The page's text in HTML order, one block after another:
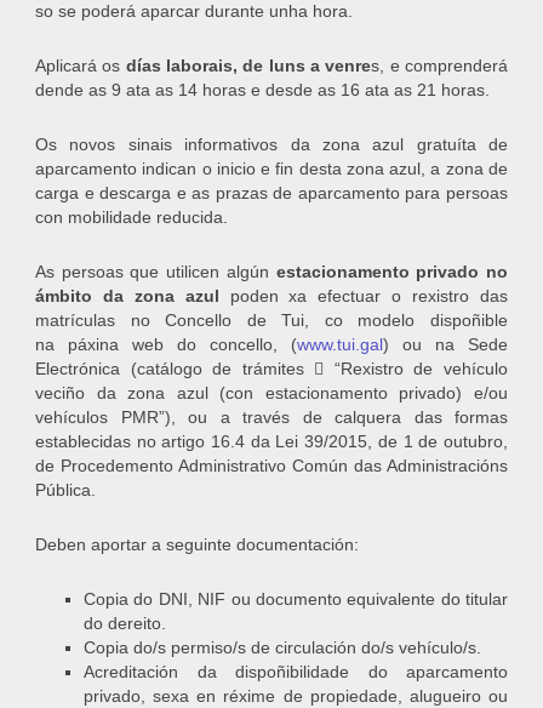
so se poderá aparcar durante unha hora.
Aplicará os días laborais, de luns a venres, e comprenderá
dende as 9 ata as 14 horas e desde as 16 ata as 21 horas.
Os novos sinais informativos da zona azul gratuíta de
aparcamento indican o inicio e fin desta zona azul, a zona de
carga e descarga e as prazas de aparcamento para persoas
con mobilidade reducida.
As persoas que utilicen algún estacionamento privado no
ámbito da zona azul poden xa efectuar o rexistro das
matrículas no Concello de Tui, co modelo dispoñible
na páxina web do concello, (www.tui.gal) ou na Sede
Electrónica (catálogo de trámites  “Rexistro de vehículo
veciño da zona azul (con estacionamento privado) e/ou
vehículos PMR”), ou a través de calquera das formas
establecidas no artigo 16.4 da Lei 39/2015, de 1 de outubro,
de Procedemento Administrativo Común das Administracións
Pública.
Deben aportar a seguinte documentación:
Copia do DNI, NIF ou documento equivalente do titular
do dereito.
Copia do/s permiso/s de circulación do/s vehículo/s.
Acreditación da dispoñibilidade do aparcamento
privado, sexa en réxime de propiedade, alugueiro ou